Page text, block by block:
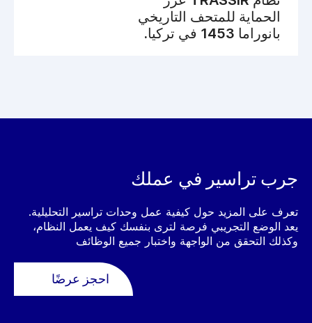
الحماية للمتحف التاريخي
بانوراما 1453 في تركيا.
جرب تراسير في عملك
تعرف على المزيد حول كيفية عمل وحدات تراسير التحليلية.
يعد الوضع التجريبي فرصة لترى بنفسك كيف يعمل النظام،
وكذلك التحقق من الواجهة واختبار جميع الوظائف
احجز عرضًا